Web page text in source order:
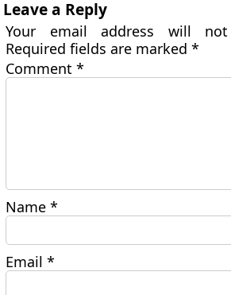
Leave a Reply
Your email address will
Required fields are marked*
Comment*
Name*
Email*